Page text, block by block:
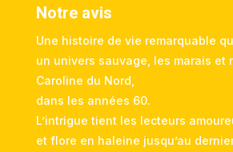
Notre avis
Une histoire de vie remarquable
un univers sauvage, les marais et
Caroline du Nord,
dans les années 60.
L’intrigue tient les lecteurs
et flore en haleine jusqu’au